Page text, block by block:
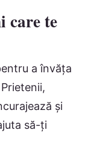
care te
a învăța
și
să-ți